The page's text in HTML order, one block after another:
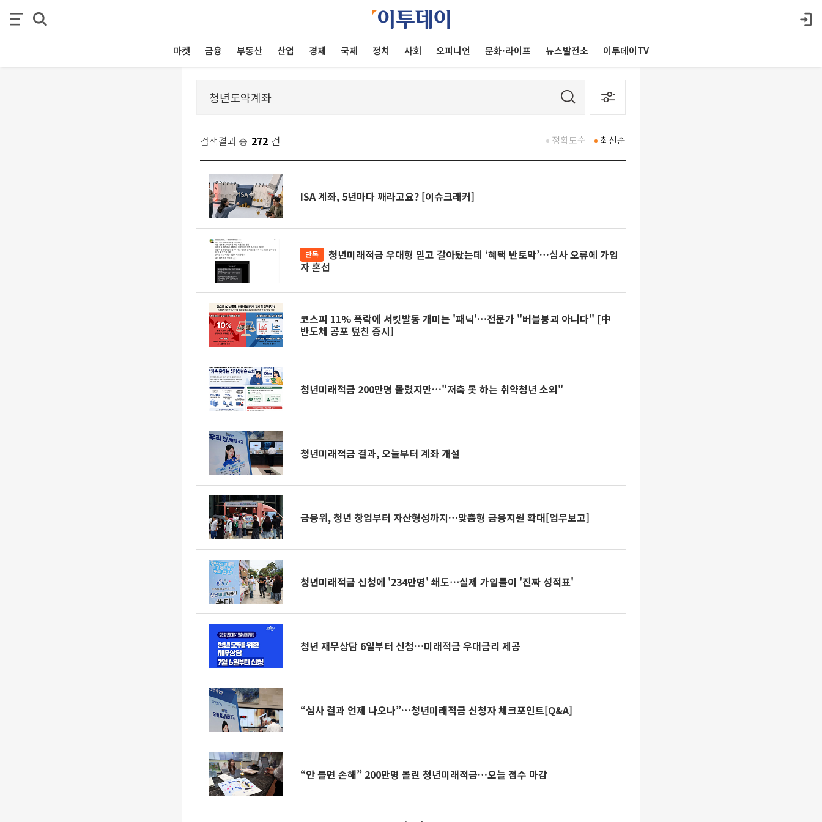
마켓 금융 부동산 산업 경제 국제 정치 사회 오피니언 문화·라이프 뉴스발전소 이투데이TV
검색결과 총 272 건 최신순
정확도순
ISA 계좌, 5년마다 깨라고요? [이슈크래커]
단독
청년미래적금 우대형 믿고 갈아탔는데 ‘혜택 반토막’…심사 오류에 가입
자 혼선
코스피 11% 폭락에 서킷발동 개미는 '패닉'…전문가 "버블붕괴 아니다" [中
반도체 공포 덮친 증시]
청년미래적금 200만명 몰렸지만…"저축 못 하는 취약청년 소외"
청년미래적금 결과, 오늘부터 계좌 개설
금융위, 청년 창업부터 자산형성까지…맞춤형 금융지원 확대[업무보고]
청년미래적금 신청에 '234만명' 쇄도⋯실제 가입률이 '진짜 성적표'
청년 재무상담 6일부터 신청…미래적금 우대금리 제공
“심사 결과 언제 나오나”…청년미래적금 신청자 체크포인트[Q&A]
“안 들면 손해” 200만명 몰린 청년미래적금…오늘 접수 마감